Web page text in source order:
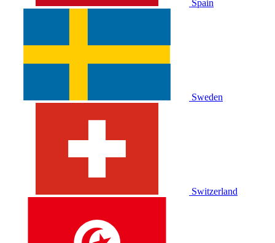
Spain
Sweden
Switzerland